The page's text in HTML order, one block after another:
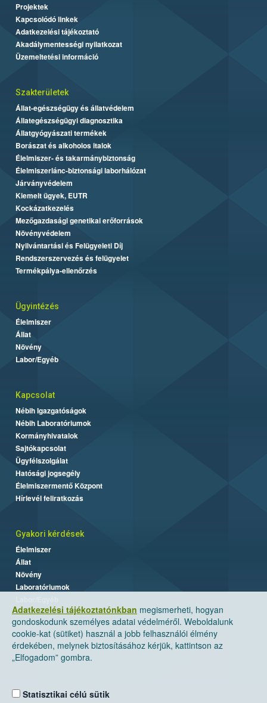
Adatkezelési tájékoztatónkban megismerheti, hogyan
gondoskodunk személyes adatai védelméről. Weboldalunk
cookie-kat (sütiket) használ a jobb felhasználói élmény
érdekében, melynek biztosításához kérjük, kattintson az
„Elfogadom” gombra.
Statisztikai célú sütik
Projektek
Kapcsolódó linkek
Adatkezelési tájékoztató
Akadálymentességi nyilatkozat
Üzemeltetési információ
Szakterületek
Állat-egészségügy és állatvédelem
Állategészségügyi diagnosztika
Állatgyógyászati termékek
Borászat és alkoholos italok
Élelmiszer- és takarmánybiztonság
Élelmiszerlánc-biztonsági laborhálózat
Járványvédelem
Kiemelt ügyek, EUTR
Kockázatkezelés
Mezőgazdasági genetikai erőforrások
Növényvédelem
Nyilvántartási és Felügyeleti Díj
Rendszerszervezés és felügyelet
Termékpálya-ellenőrzés
Ügyintézés
Élelmiszer
Állat
Növény
Labor/Egyéb
Kapcsolat
Nébih Igazgatóságok
Nébih Laboratóriumok
Kormányhivatalok
Sajtókapcsolat
Ügyfélszolgálat
Hatósági jogsegély
Élelmiszermentő Központ
Hírlevél feliratkozás
Gyakori kérdések
Élelmiszer
Állat
Növény
Laboratóriumok